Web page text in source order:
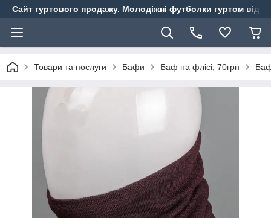
Сайт гуртового продажу. Молодіжні футболки гуртом від
Товари та послуги Бафи Баф на флісі, 70грн